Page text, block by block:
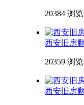
20384 浏览
西安旧房
20359 浏览
西安旧房